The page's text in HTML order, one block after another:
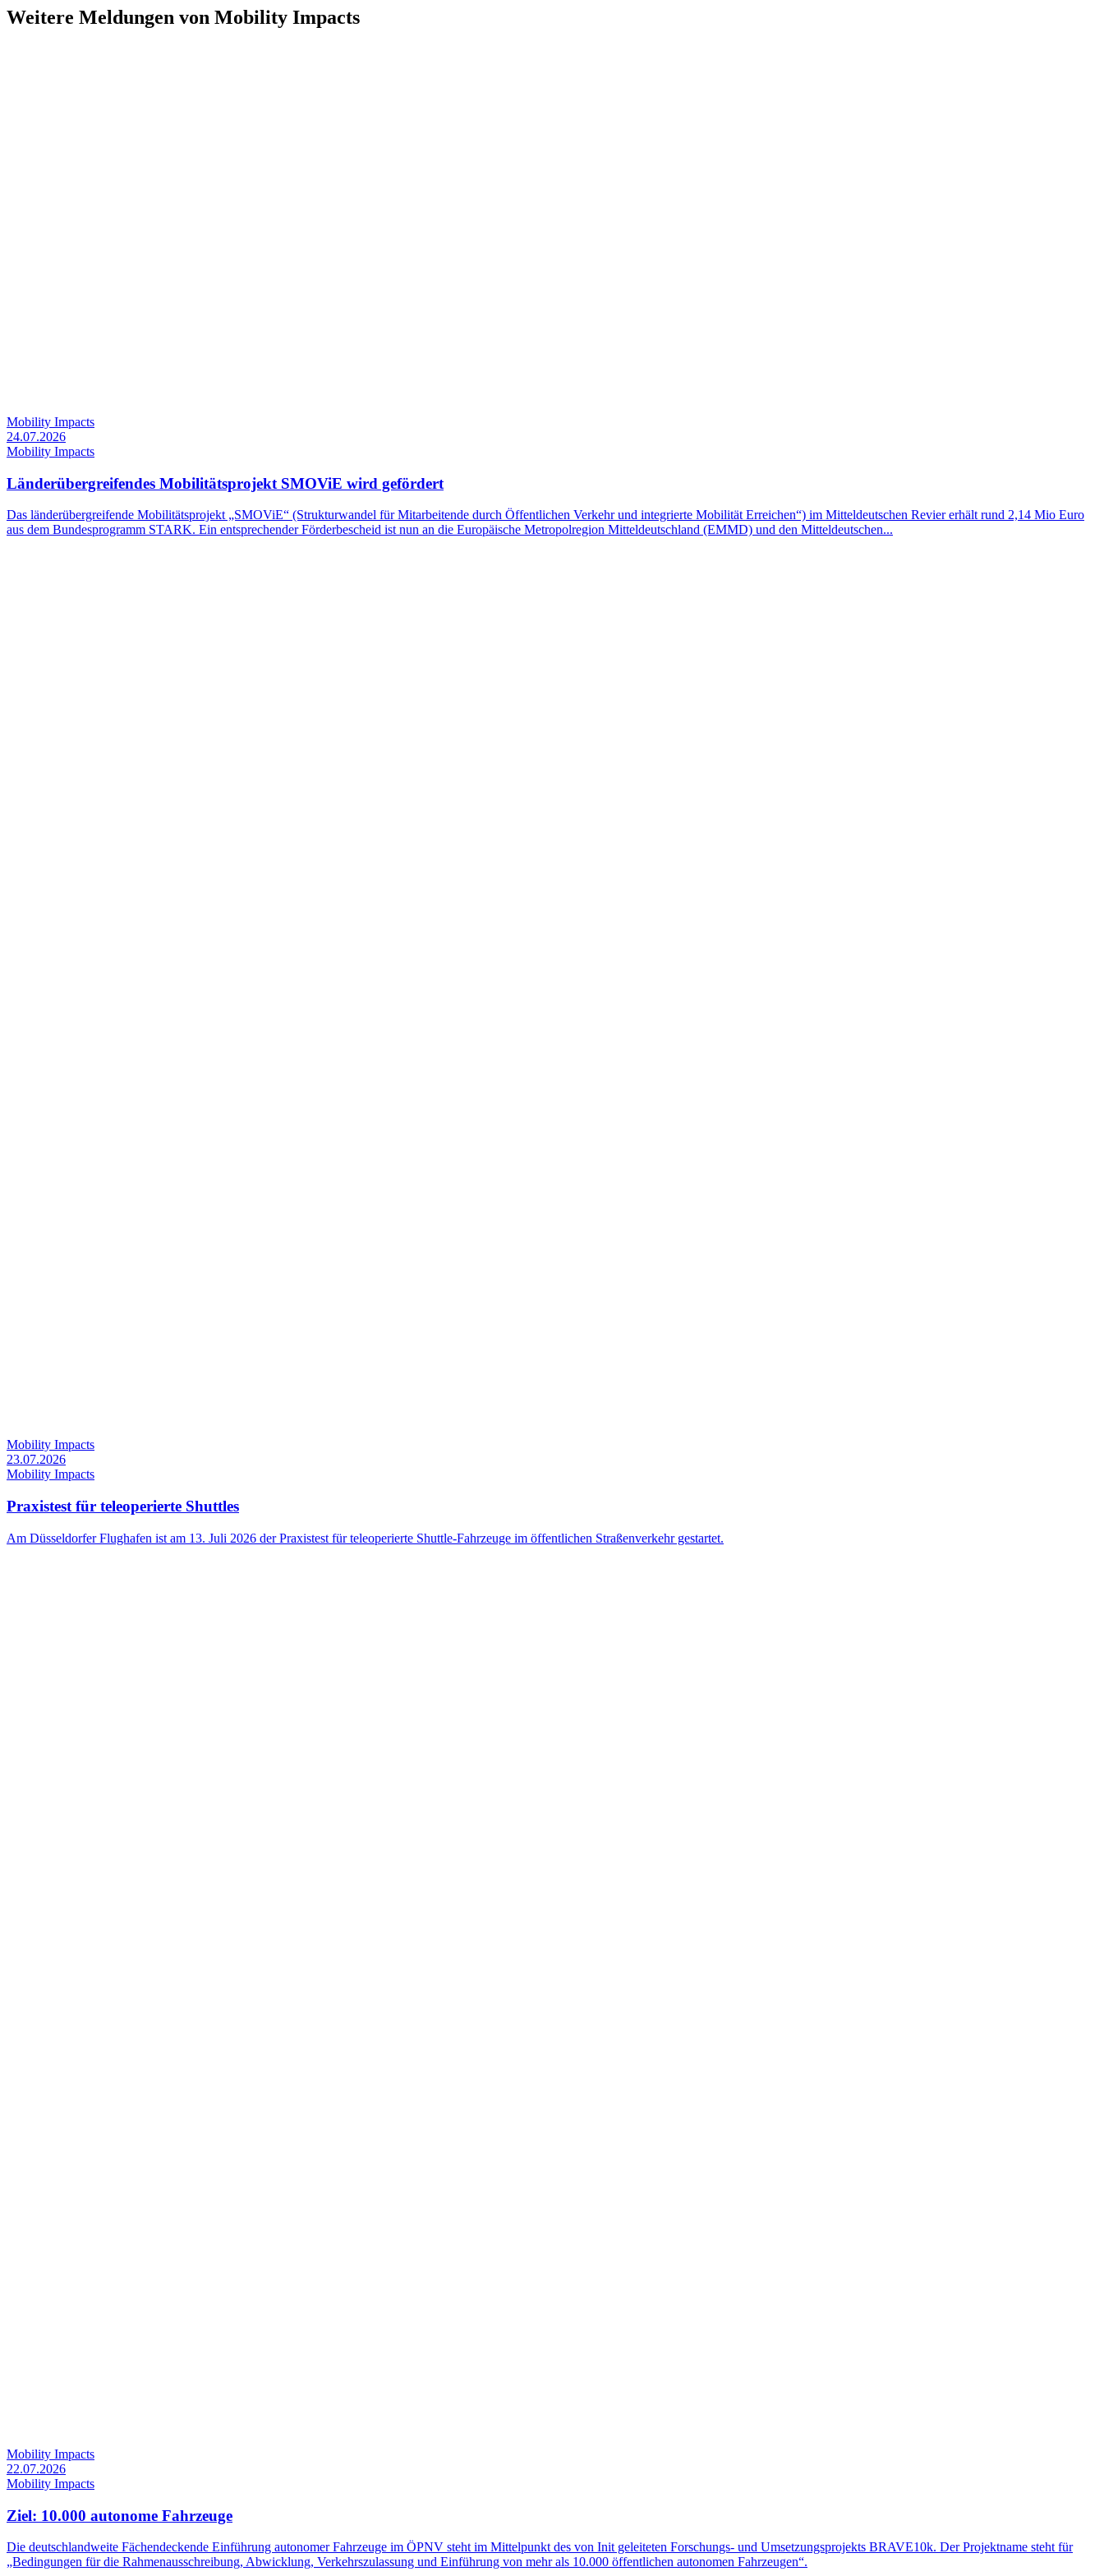
Weitere Meldungen von Mobility Impacts
Mobility Impacts
24.07.2026
Mobility Impacts
Länderübergreifendes Mobilitätsprojekt SMOViE wird gefördert
Das länderübergreifende Mobilitätsprojekt „SMOViE“ (Strukturwandel für Mitarbeitende durch Öffentlichen Verkehr und integrierte Mobilität Erreichen“) im Mitteldeutschen Revier erhält rund 2,14 Mio Euro
aus dem Bundesprogramm STARK. Ein entsprechender Förderbescheid ist nun an die Europäische Metropolregion Mitteldeutschland (EMMD) und den Mitteldeutschen...
Mobility Impacts
23.07.2026
Mobility Impacts
Praxistest für teleoperierte Shuttles
Am Düsseldorfer Flughafen ist am 13. Juli 2026 der Praxistest für teleoperierte Shuttle-Fahrzeuge im öffentlichen Straßenverkehr gestartet.
Mobility Impacts
22.07.2026
Mobility Impacts
Ziel: 10.000 autonome Fahrzeuge
Die deutschlandweite Fächendeckende Einführung autonomer Fahrzeuge im ÖPNV steht im Mittelpunkt des von Init geleiteten Forschungs- und Umsetzungsprojekts BRAVE10k. Der Projektname steht für
„Bedingungen für die Rahmenausschreibung, Abwicklung, Verkehrszulassung und Einführung von mehr als 10.000 öffentlichen autonomen Fahrzeugen“.